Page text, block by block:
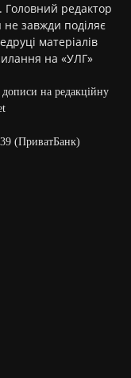
Головний редактор
завжди поділяє
матеріалів
на «УЛГ»
на редакційну
(ПриватБанк)